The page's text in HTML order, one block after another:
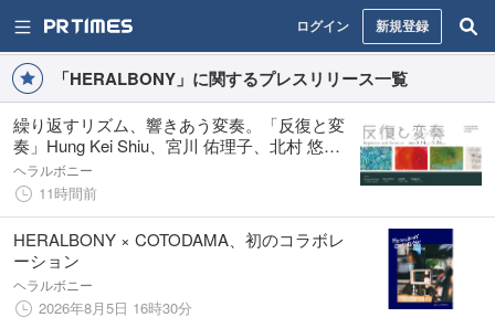
ログイン 新規登録
「HERALBONY」に関するプレスリリース一覧
繰り返すリズム、響きあう変奏。「反復と変
奏」Hung Kei Shiu、宮川 佑理子、北村 悠、
西岡 弘治の4名による原画展示。
ヘラルボニー
11時間前
HERALBONY × COTODAMA、初のコラボレ
ーション
ヘラルボニー
2026年8月5日 16時30分